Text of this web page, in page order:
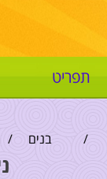
תפריט
/ בנים /